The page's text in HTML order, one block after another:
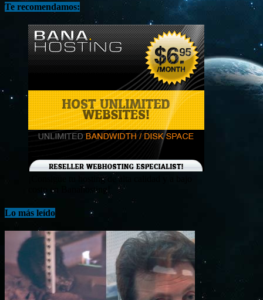
Te recomendamos:
¡Consigue tu hosting de alta calidad y a bajo
costo en Banahosting!
Lo más leído